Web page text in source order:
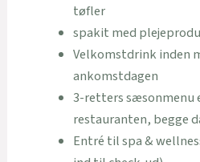
tøfler
spakit med
Velkomstdrink inden
ankomstdagen
3-retters sæsonmenu
restauranten, begge
Entré til spa &